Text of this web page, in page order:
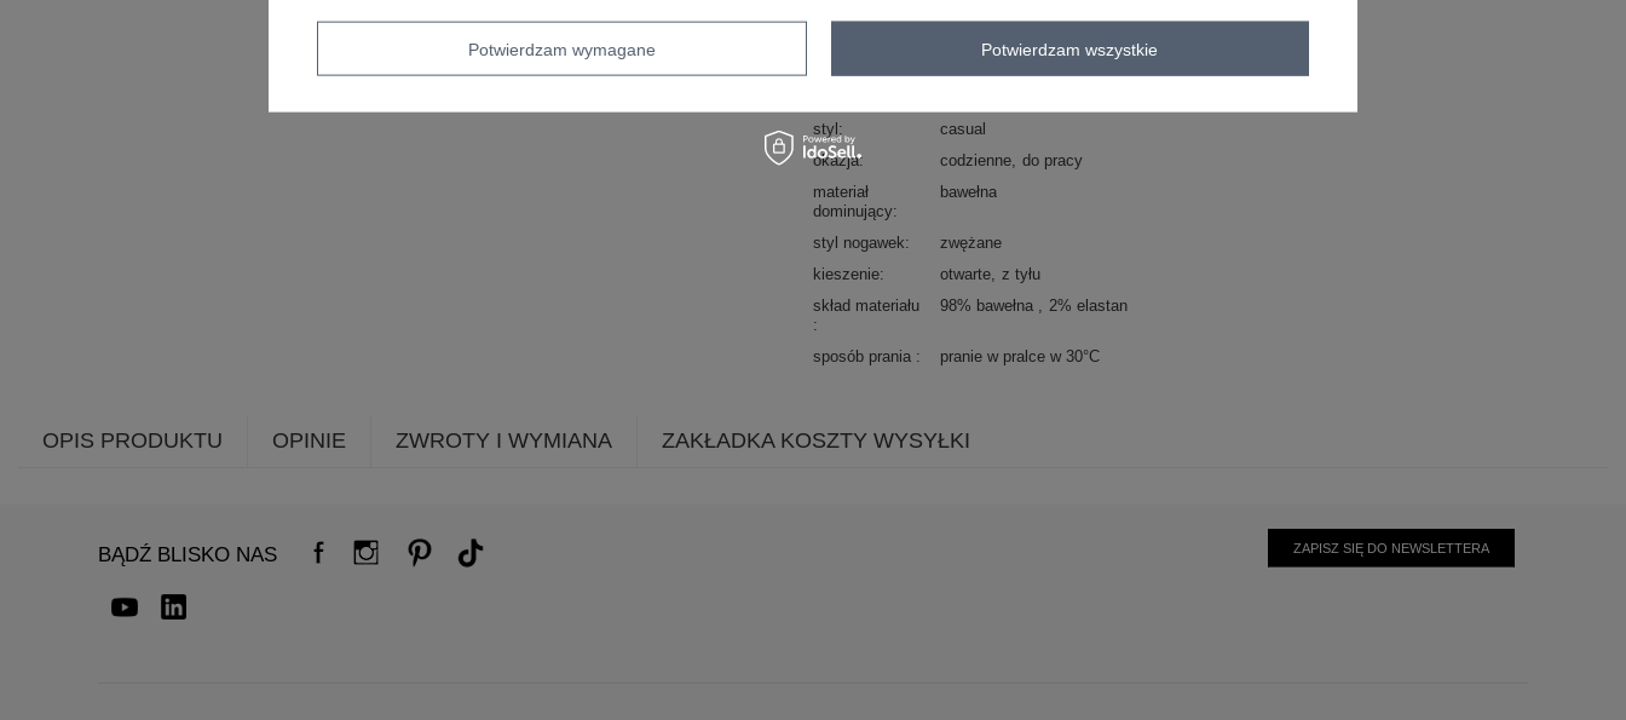
styl
casual
okazja
codzienne do pracy
materiał
dominujący
bawełna
styl nogawek
zwężane
kieszenie
otwarte
z tyłu
skład materiału
98% bawełna 2% elastan
sposób prania pranie w pralce w 30°C
OPIS PRODUKTU OPINIE ZWROTY I WYMIANA ZAKŁADKA KOSZTY WYSYŁKI
BĄDŹ BLISKO NAS ZAPISZ SIĘ DO NEWSLETTERA
Potwierdzam wymagane Potwierdzam wszystkie